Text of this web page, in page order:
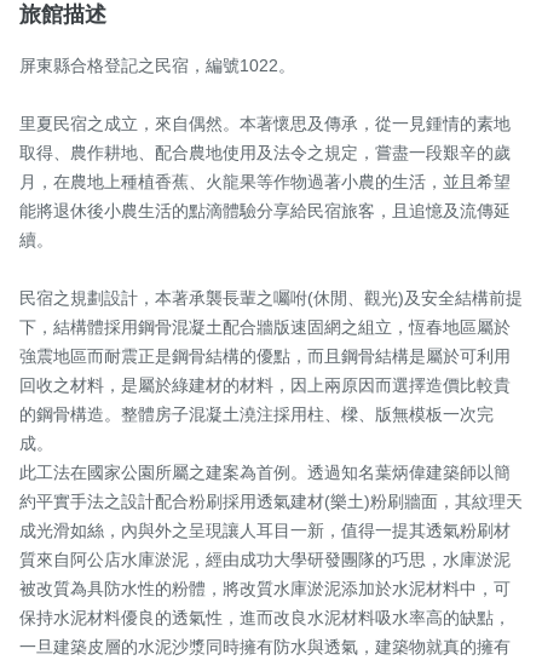
旅館描述
屏東縣合格登記之民宿，編號1022。
里夏民宿之成立，來自偶然。本著懷思及傳承，從一見鍾情的素地
取得、農作耕地、配合農地使用及法令之規定，嘗盡一段艱辛的歲
月，在農地上種植香蕉、火龍果等作物過著小農的生活，並且希望
能將退休後小農生活的點滴體驗分享給民宿旅客，且追憶及流傳延
續。
民宿之規劃設計，本著承襲長輩之囑咐(休閒、觀光)及安全結構前提
下，結構體採用鋼骨混凝土配合牆版速固網之組立，恆春地區屬於
強震地區而耐震正是鋼骨結構的優點，而且鋼骨結構是屬於可利用
回收之材料，是屬於綠建材的材料，因上兩原因而選擇造價比較貴
的鋼骨構造。整體房子混凝土澆注採用柱、樑、版無模板一次完
成。
此工法在國家公園所屬之建案為首例。透過知名葉炳偉建築師以簡
約平實手法之設計配合粉刷採用透氣建材(樂土)粉刷牆面，其紋理天
成光滑如絲，內與外之呈現讓人耳目一新，值得一提其透氣粉刷材
質來自阿公店水庫淤泥，經由成功大學研發團隊的巧思，水庫淤泥
被改質為具防水性的粉體，將改質水庫淤泥添加於水泥材料中，可
保持水泥材料優良的透氣性，進而改良水泥材料吸水率高的缺點，
一旦建築皮層的水泥沙漿同時擁有防水與透氣，建築物就真的擁有